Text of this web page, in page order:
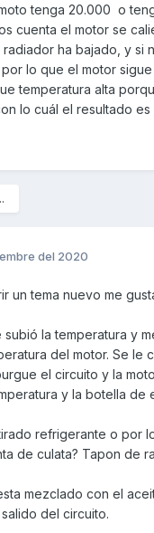
tenga 20.000 o
cuenta el motor se
ha bajado, y si
lo que el motor
temperatura alta
lo cuál el resultado es
del 2020
un tema nuevo me
subió la temperatura y
del motor. Se le
el circuito y la
y la botella de
refrigerante o por
de culata? Tapon de
mezclado con el
del circuito.